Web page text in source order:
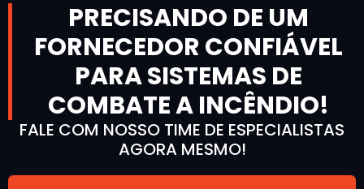
PRECISANDO DE UM
FORNECEDOR CONFIÁVEL
PARA SISTEMAS DE
COMBATE A INCÊNDIO!
FALE COM NOSSO TIME DE ESPECIALISTAS
AGORA MESMO!